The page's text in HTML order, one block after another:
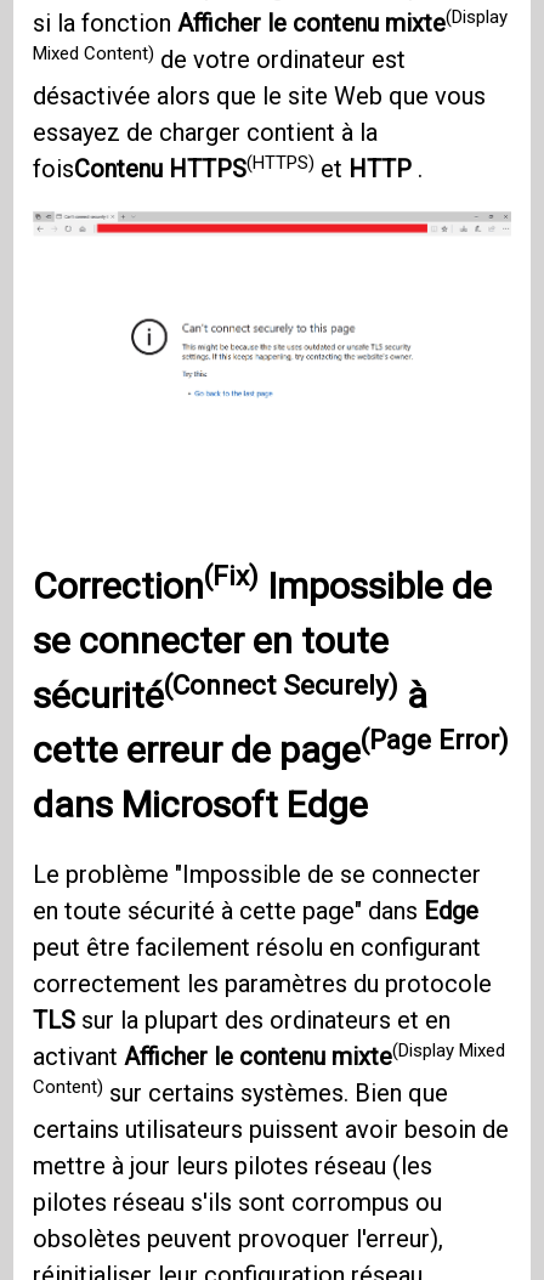
si la fonctionAfficher le contenu mixte(Display
Mixed Content) de votre ordinateur est
désactivée alors que le site Web que vous
essayez de charger contient à la
foisContenu HTTPS(HTTPS) et HTTP .
Correction(Fix) Impossible de
se connecter en toute
sécurité(Connect Securely) à
cette erreur de page(Page Error)
dans Microsoft Edge
Le problème "Impossible de se connecter
en toute sécurité à cette page" dans Edge
peut être facilement résolu en configurant
correctement les paramètres du protocole
TLS sur la plupart des ordinateurs et en
activantAfficher le contenu mixte(Display Mixed
Content) sur certains systèmes. Bien que
certains utilisateurs puissent avoir besoin de
mettre à jour leurs pilotes réseau (les
pilotes réseau s'ils sont corrompus ou
obsolètes peuvent provoquer l'erreur),